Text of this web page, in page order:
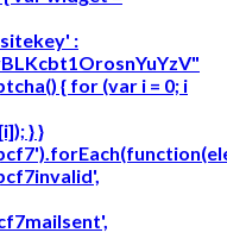
:
{ for (var i = 0; i
} }